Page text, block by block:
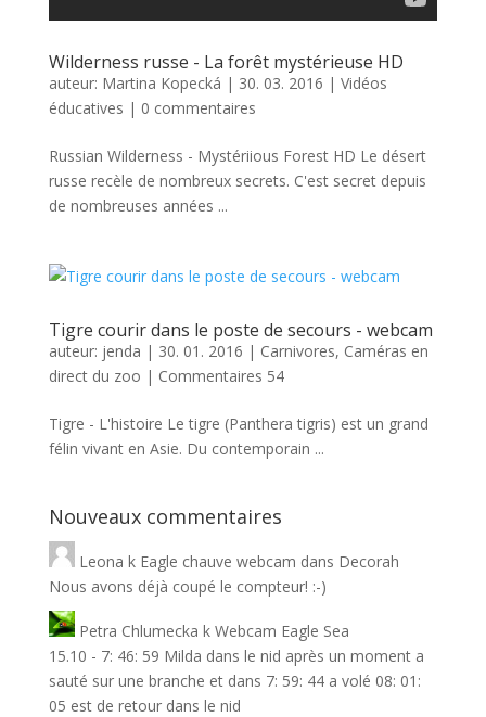
Wilderness russe - La forêt mystérieuse HD
auteur: Martina Kopecká | 30. 03. 2016 | Vidéos
éducatives | 0 commentaires
Russian Wilderness - Mystériious Forest HD Le désert
russe recèle de nombreux secrets. C'est secret depuis
de nombreuses années ...
Tigre courir dans le poste de secours - webcam
auteur: jenda | 30. 01. 2016 | Carnivores, Caméras en
direct du zoo | Commentaires 54
Tigre - L'histoire Le tigre (Panthera tigris) est un grand
félin vivant en Asie. Du contemporain ...
Nouveaux commentaires
Leona k Eagle chauve webcam dans Decorah
Nous avons déjà coupé le compteur! :-)
Petra Chlumecka k Webcam Eagle Sea
15.10 - 7: 46: 59 Milda dans le nid après un moment a
sauté sur une branche et dans 7: 59: 44 a volé 08: 01:
05 est de retour dans le nid